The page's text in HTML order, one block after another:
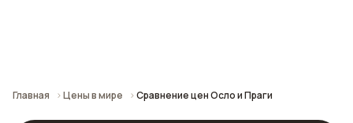
Главная Цены в мире Сравнение цен Осло и Праги